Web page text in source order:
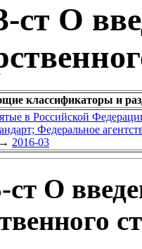
ст О
классификаторы и
в Российской
Федеральное
→ 2016-03
О